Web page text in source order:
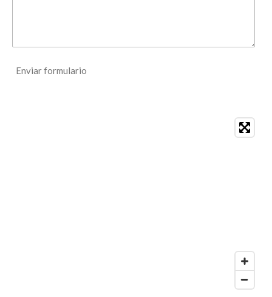
Enviar formulario